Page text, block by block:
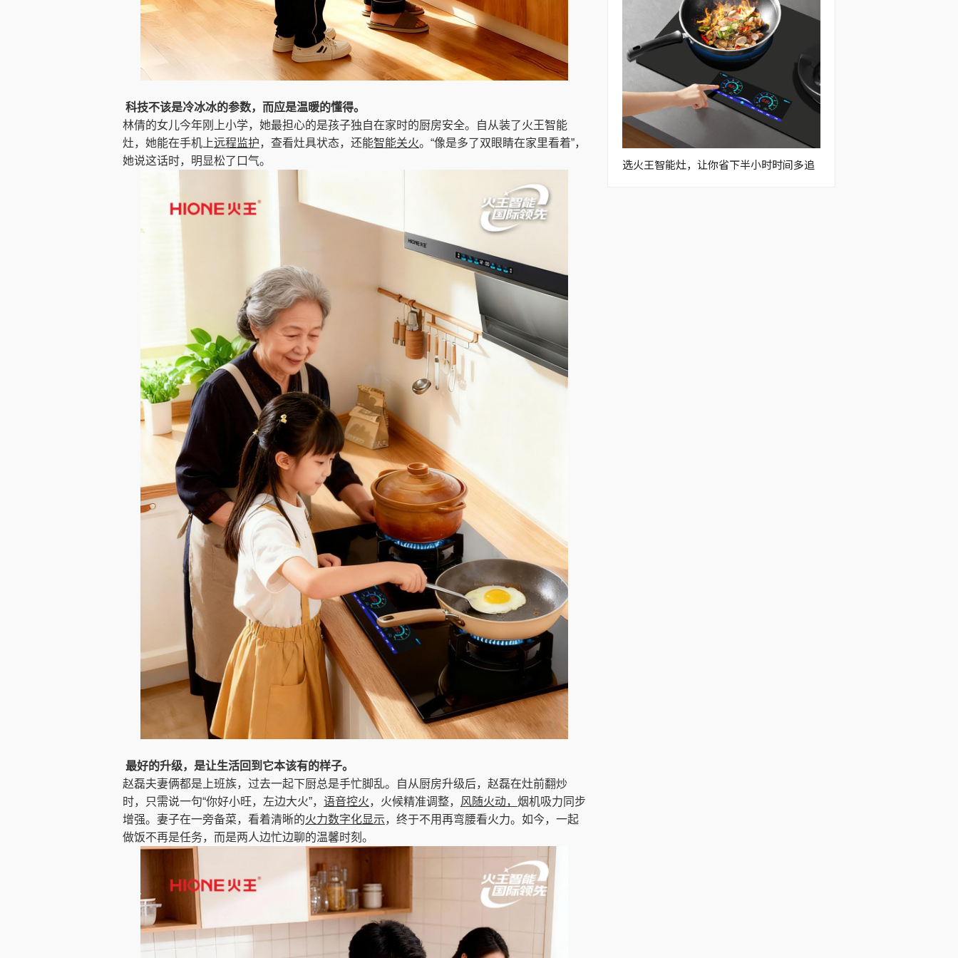
科技不该是冷冰冰的参数，而应是温暖的懂得。
林倩的女儿今年刚上小学，她最担心的是孩子独自在家时的厨房安全。自从装了火王智能
灶，她能在手机上远程监护，查看灶具状态，还能智能关火。“像是多了双眼睛在家里看着”，
她说这话时，明显松了口气。
最好的升级，是让生活回到它本该有的样子。
赵磊夫妻俩都是上班族，过去一起下厨总是手忙脚乱。自从厨房升级后，赵磊在灶前翻炒
时，只需说一句“你好小旺，左边大火”， 语音控火，火候精准调整， 风随火动， 烟机吸力同步
增强。妻子在一旁备菜，看着清晰的火力数字化显示，终于不用再弯腰看火力。如今，一起
做饭不再是任务，而是两人边忙边聊的温馨时刻。
选火王智能灶，让你省下半小时时间多追